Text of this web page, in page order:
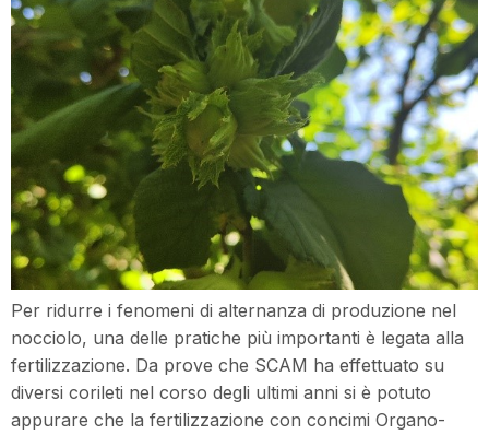
Per ridurre i fenomeni di alternanza di produzione nel
nocciolo, una delle pratiche più importanti è legata alla
fertilizzazione. Da prove che SCAM ha effettuato su
diversi corileti nel corso degli ultimi anni si è potuto
appurare che la fertilizzazione con concimi Organo-